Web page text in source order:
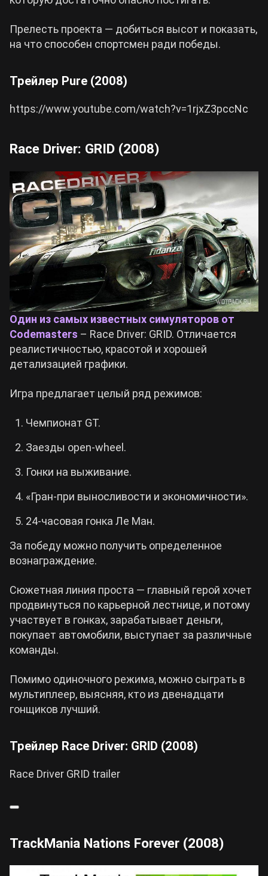
Прелесть проекта — добиться высот и показать,
на что способен спортсмен ради победы.
Трейлер Pure (2008)
https://www.youtube.com/watch?v=1rjxZ3pccNc
Race Driver: GRID (2008)
Один из самых известных симуляторов от
Codemasters – Race Driver: GRID. Отличается
реалистичностью, красотой и хорошей
детализацией графики.
Игра предлагает целый ряд режимов:
Чемпионат GT.
Заезды open-wheel.
Гонки на выживание.
«Гран-при выносливости и экономичности».
24-часовая гонка Ле Ман.
За победу можно получить определенное
вознаграждение.
Сюжетная линия проста — главный герой хочет
продвинуться по карьерной лестнице, и потому
участвует в гонках, зарабатывает деньги,
покупает автомобили, выступает за различные
команды.
Помимо одиночного режима, можно сыграть в
мультиплеер, выясняя, кто из двенадцати
гонщиков лучший.
Трейлер Race Driver: GRID (2008)
Race Driver GRID trailer
TrackMania Nations Forever (2008)